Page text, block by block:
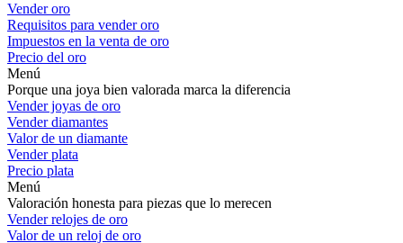
Vender oro
Requisitos para vender oro
Impuestos en la venta de oro
Precio del oro
Menú
Porque una joya bien valorada marca la diferencia
Vender joyas de oro
Vender diamantes
Valor de un diamante
Vender plata
Precio plata
Menú
Valoración honesta para piezas que lo merecen
Vender relojes de oro
Valor de un reloj de oro